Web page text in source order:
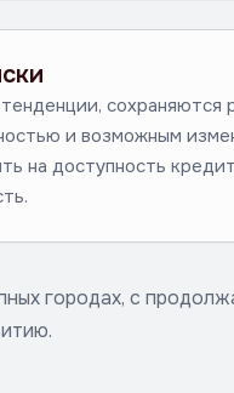
сохраняются
и возможным
на доступность
городах, с